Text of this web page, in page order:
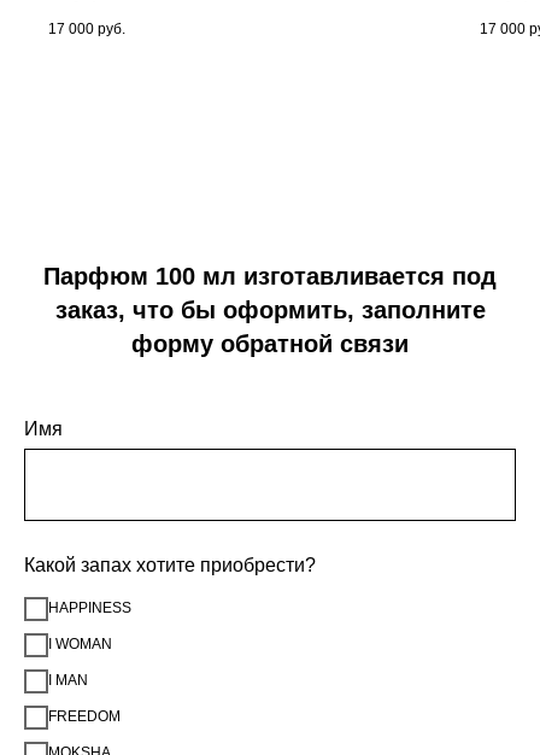
17 000 руб. 17 000
Парфюм 100 мл изготавливается под
заказ, что бы оформить, заполните
форму обратной связи
Имя
Какой запах хотите приобрести?
HAPPINESS
I WOMAN
I MAN
FREEDOM